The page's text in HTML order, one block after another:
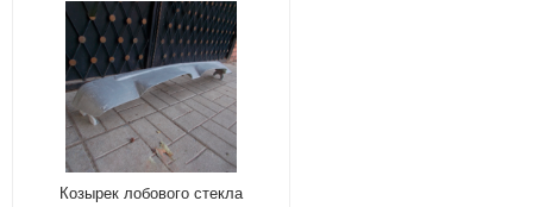
Козырек лобового стекла